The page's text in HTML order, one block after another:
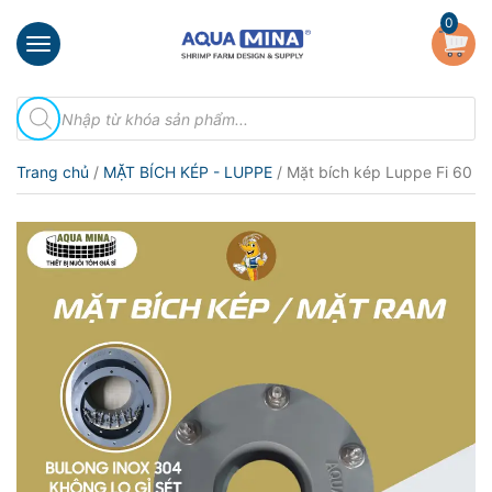
×
chủ
thiệu
Sản
phẩm
Phun
Ventek
0
Tìm
kiếm
sản
Trang chủ / MẶT BÍCH KÉP - LUPPE / Mặt bích kép Luppe Fi 60